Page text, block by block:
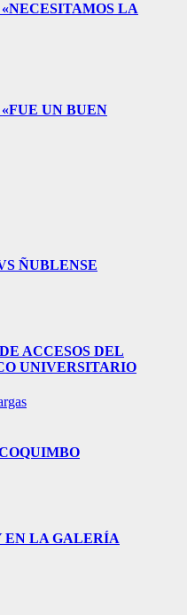
LA
UN BUEN
ÑUBLENSE
ACCESOS DEL
UNIVERSITARIO
EN LA GALERÍA